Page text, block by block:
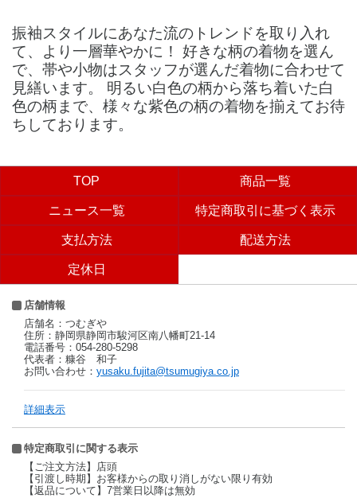
振袖スタイルにあなた流のトレンドを取り入れ
て、より一層華やかに！ 好きな柄の着物を選ん
で、帯や小物はスタッフが選んだ着物に合わせて
見繕います。 明るい白色の柄から落ち着いた白
色の柄まで、様々な紫色の柄の着物を揃えてお待
ちしております。
TOP 商品一覧
ニュース一覧 特定商取引に基づく表示
支払方法 配送方法
定休日
店舗情報
店舗名：つむぎや
住所：静岡県静岡市駿河区南八幡町21-14
電話番号：054-280-5298
代表者：糠谷 和子
お問い合わせ： yusaku.fujita@tsumugiya.co.jp
詳細表示
特定商取引に関する表示
【ご注文方法】店頭
【引渡し時期】お客様からの取り消しがない限り有効
【返品について】7営業日以降は無効